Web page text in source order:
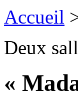
Accueil
Deux
«